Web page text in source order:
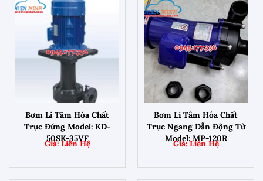
Bơm Li Tâm Hóa Chất
Trục Đứng Model: KD-
50SK-35VF
Bơm Li Tâm Hóa Chất
Trục Ngang Dẫn Động Từ
Model: MP-120R